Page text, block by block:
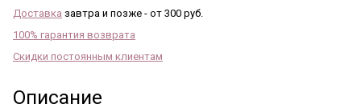
Доставка завтра и позже - от 300 руб.
100% гарантия возврата
Скидки постоянным клиентам
Описание